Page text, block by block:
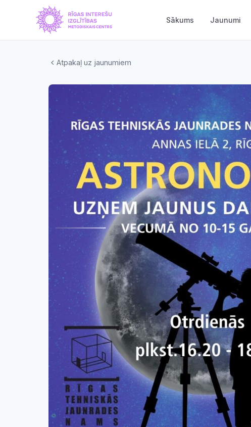
Sākums Jaunumi
Atpakaļ uz jaunumiem